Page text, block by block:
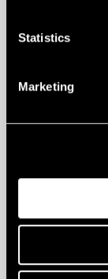
Statistics
Marketing